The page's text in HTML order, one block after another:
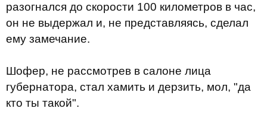
разогнался до скорости 100 километров в час,
он не выдержал и, не представляясь, сделал
ему замечание.
Шофер, не рассмотрев в салоне лица
губернатора, стал хамить и дерзить, мол, "да
кто ты такой".